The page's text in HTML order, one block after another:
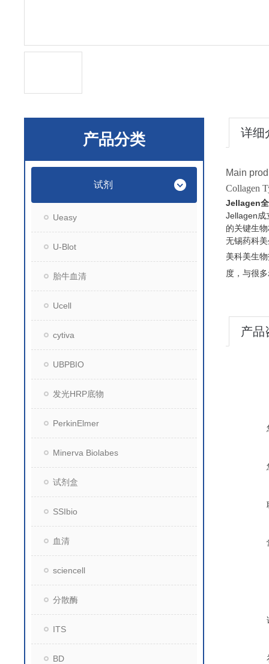
产品分类
试剂
Ueasy
U-Blot
胎牛血清
Ucell
cytiva
UBPBIO
发光HRP底物
PerkinElmer
Minerva Biolabes
试剂盒
SSIbio
血清
sciencell
分散酶
ITS
BD
详细
Main
Collagen
Jellagen
Jellagen成
的关键生
无锡药科
美科美生
度，与很多
产品